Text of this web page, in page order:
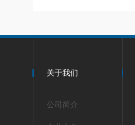
关于我们
公司简介